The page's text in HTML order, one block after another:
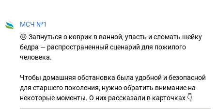
МСЧ №1
😒 Запнуться о коврик в ванной, упасть и сломать шейку
бедра — распространенный сценарий для пожилого
человека.
Чтобы домашняя обстановка была удобной и безопасной
для старшего поколения, нужно обратить внимание на
некоторые моменты. О них рассказали в карточках 👇